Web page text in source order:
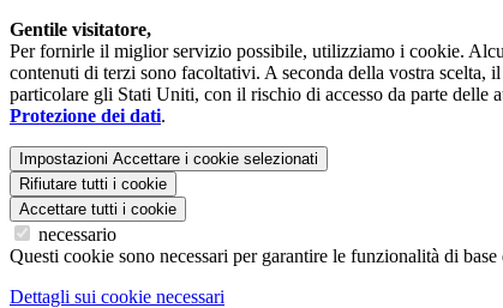
Gentile visitatore,
Per fornirle il miglior servizio possibile, utilizziamo i cookie.
contenuti di terzi sono facoltativi. A seconda della vostra scelta,
particolare gli Stati Uniti, con il rischio di accesso da parte delle
Protezione dei dati.
Impostazioni Accettare i cookie selezionati
Rifiutare tutti i cookie
Accettare tutti i cookie
necessario
Questi cookie sono necessari per garantire le funzionalità di
Dettagli sui cookie necessari